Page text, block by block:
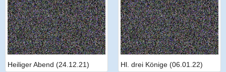
Heiliger Abend (24.12.21) Hl. drei Könige (06.01.22)